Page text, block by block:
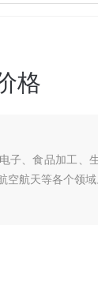
格
子、食品加工、
航天等各个领域